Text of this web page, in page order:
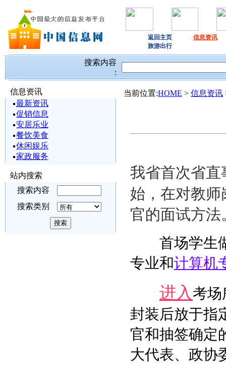
返回主页
信息资讯
旅游出行
搜索内容
:
信息资讯
最新资讯
促销信息
安居乐业
餐饮美食
休闲娱乐
家政服务
站内搜索
搜索内容
搜索类别
当前位置:HOME > 信息资讯
我省首次省直
始，在对教
官的面试方法
首场学生做
专业和计算机
进入 考场
封装后放于指
官和抽签确定
大代表、政协